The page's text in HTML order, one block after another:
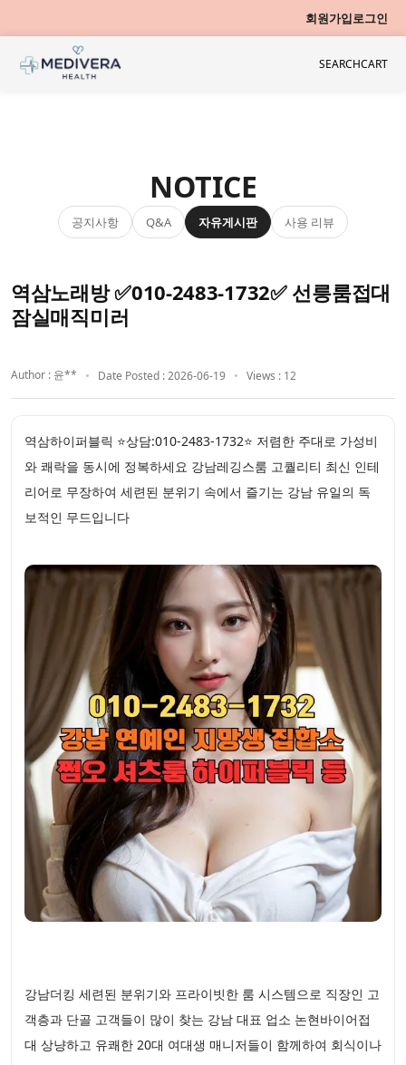
회원가입로그인
SEARCHCART
NOTICE
공지사항 Q&A 자유게시판 사용 리뷰
역삼노래방 ✅010-2483-1732✅ 선릉룸접대
잠실매직미러
Author : 윤** Date Posted : 2026-06-19 Views : 12
역삼하이퍼블릭 ⭐상담:010-2483-1732⭐ 저렴한 주대로 가성비
와 쾌락을 동시에 정복하세요 강남레깅스룸 고퀄리티 최신 인테
리어로 무장하여 세련된 분위기 속에서 즐기는 강남 유일의 독
보적인 무드입니다
강남더킹 세련된 분위기와 프라이빗한 룸 시스템으로 직장인 고
객층과 단골 고객들이 많이 찾는 강남 대표 업소 논현바이어접
대 상냥하고 유쾌한 20대 여대생 매니저들이 함께하여 회식이나